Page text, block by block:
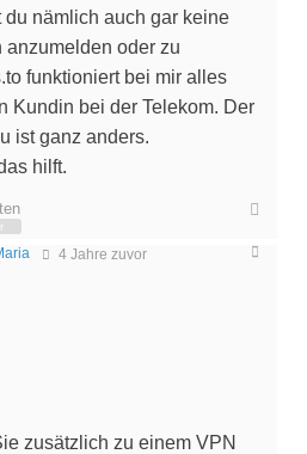
nämlich auch gar keine
anzumelden oder zu
funktioniert bei mir alles
Kundin bei der Telekom. Der
ist ganz anders.
hilft.
4 Jahre zuvor
zusätzlich zu einem VPN